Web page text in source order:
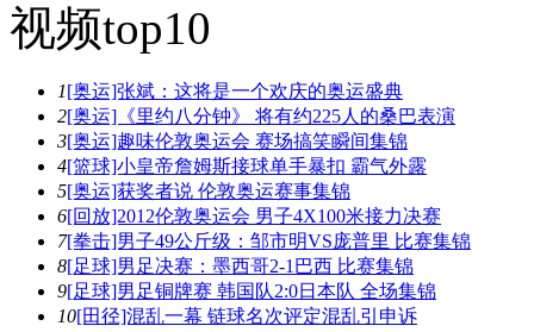
视频top10
1[奥运]张斌：这将是一个欢庆的奥运盛典
2[奥运]《里约八分钟》 将有约225人的桑巴表演
3[奥运]趣味伦敦奥运会 赛场搞笑瞬间集锦
4[篮球]小皇帝詹姆斯接球单手暴扣 霸气外露
5[奥运]获奖者说 伦敦奥运赛事集锦
6[回放]2012伦敦奥运会 男子4X100米接力决赛
7[拳击]男子49公斤级：邹市明VS庞普里 比赛集锦
8[足球]男足决赛：墨西哥2-1巴西 比赛集锦
9[足球]男足铜牌赛 韩国队2:0日本队 全场集锦
10[田径]混乱一幕 链球名次评定混乱引申诉